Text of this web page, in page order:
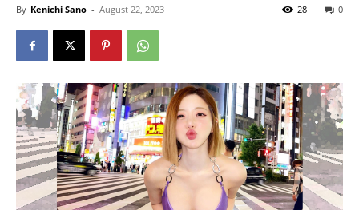
By Kenichi Sano - August 22, 2023 0
28